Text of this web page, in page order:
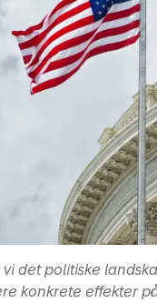
vi det politiske
konkrete effekter